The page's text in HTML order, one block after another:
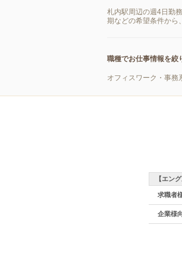
札内駅周辺の週4日勤
期などの希望条件から
職種でお仕事情報を絞
オフィスワーク・事務
【エン
求職者
企業様